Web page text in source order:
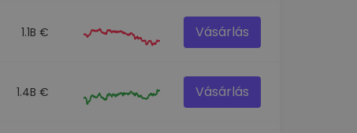
1.1B € Vásárlás
1.4B € Vásárlás